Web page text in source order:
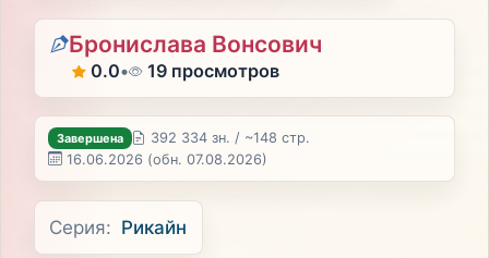
Бронислава Вонсович
0.0• 19 просмотров
Завершена
392 334 зн. / ~148 стр.
16.06.2026 (обн. 07.08.2026)
Серия: Рикайн